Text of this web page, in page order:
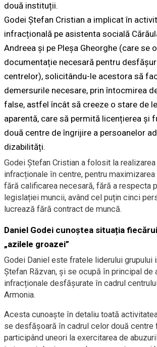
două instituții.
Godei Ștefan Cristian a implicat în
infracțională pe asistenta socială
Andreea și pe Pleșa Gheorghe (care se
documentație necesară pentru
centrelor), solicitându-le acestora să
demersurile necesare, prin întocmirea
false, astfel încât să creeze o stare de
aparentă, care să permită licențierea și
două centre de îngrijire a persoanelor
dizabilități.
Godei Ștefan Cristian a folosit la
infracționale în centre, pentru maximizarea
fără calificarea necesară, fără a respecta
legislației muncii, având cel puțin cinci
lucrează fără contract de muncă.
Daniel Godei cunoștea situația
„azilele groazei”
Godei Daniel este fratele liderului grupului
Ștefan Răzvan, și se ocupă în principal de
infracționale desfășurate în cadrul
Armonia.
Acesta cunoaște în detaliu toată
se desfășoară în cadrul celor două
participând uneori la exercitarea de